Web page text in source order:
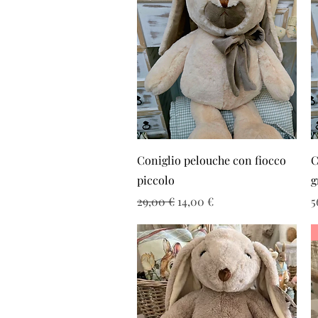
Vista rapida
Coniglio pelouche con fiocco
piccolo
Prezzo regolare
29,00 € Prezzo scontato
14,00 €